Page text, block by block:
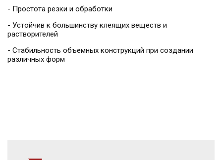
- Простота резки и обработки
- Устойчив к большинству клеящих веществ и
растворителей
- Стабильность объемных конструкций при создании
различных форм